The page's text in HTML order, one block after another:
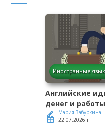
Иностранные
Английские
денег и работы
Мария Забуркина
22.07.2026 г.